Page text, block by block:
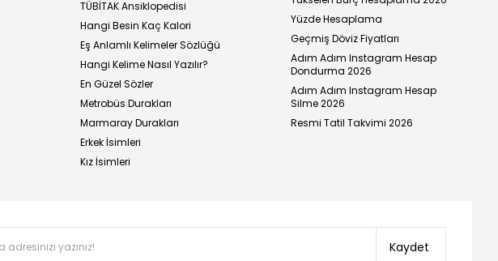
TÜBİTAK Ansiklopedisi
Hangi Besin Kaç Kalori
Eş Anlamlı Kelimeler Sözlüğü
Hangi Kelime Nasıl Yazılır?
En Güzel Sözler
Metrobüs Durakları
Marmaray Durakları
Erkek İsimleri
Kız İsimleri
Yüzde Hesaplama
Geçmiş Döviz Fiyatları
Adım Adım Instagram Hesap
Dondurma 2026
Adım Adım Instagram Hesap
Silme 2026
Resmi Tatil Takvimi 2026
Kaydet